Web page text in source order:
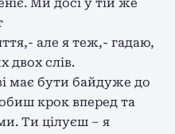
Ми досі у тій же
але я теж,- гадаю,
двох слів.
має бути байдуже до
крок вперед та
Ти цілуєш – я